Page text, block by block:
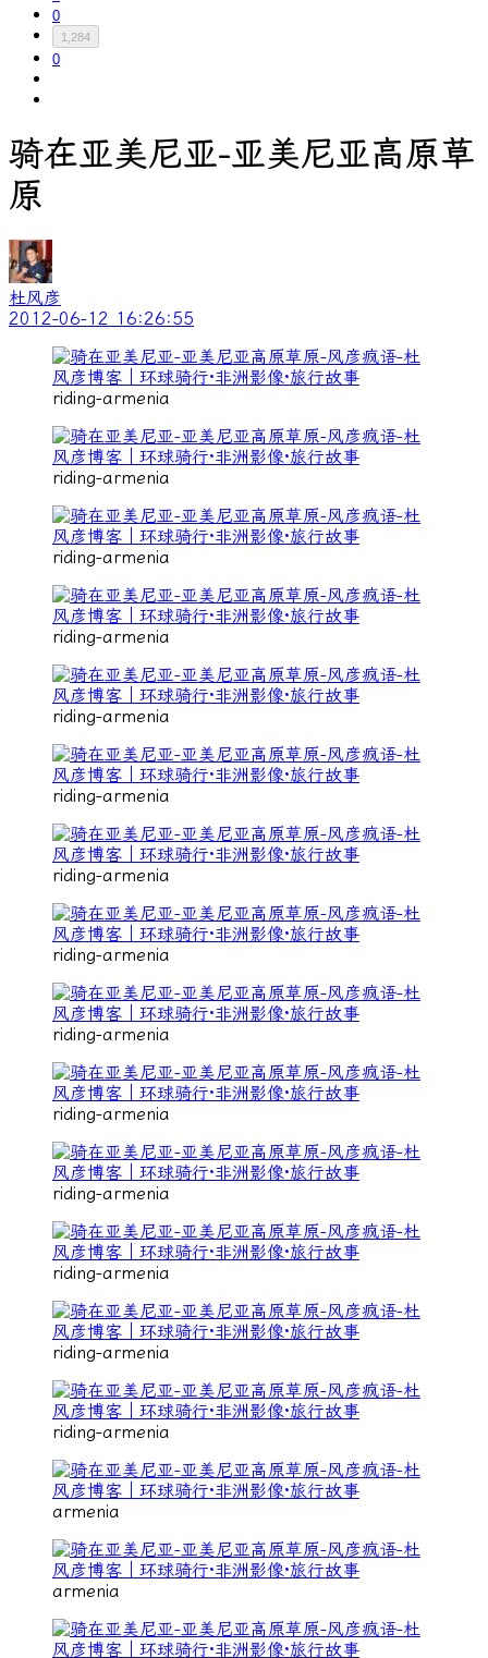
0
1,284
0
骑在亚美尼亚-亚美尼亚高原草
原
杜风彦
2012-06-12 16:26:55
riding-armenia
riding-armenia
riding-armenia
riding-armenia
riding-armenia
riding-armenia
riding-armenia
riding-armenia
riding-armenia
riding-armenia
riding-armenia
riding-armenia
riding-armenia
riding-armenia
armenia
armenia